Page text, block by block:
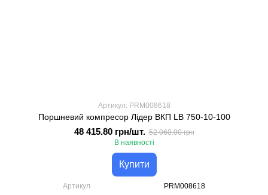
Артикул: PRM008618
Поршневий компресор Лідер ВКП LB 750-10-100
48 415.80 грн/шт. 52 060.00 грн
В наявності
Купити
Артикул
PRM008618